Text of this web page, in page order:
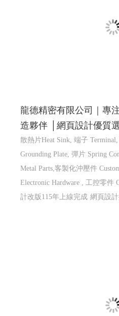
龍德精密有限公司｜專
造夥伴 │網頁設計優質
散熱片Heat Sink, 端子
Grounding Plate, 彈片 Spring
Metal Parts,客製化沖壓件
Electronic Hardware , 工控零件
計改版115年上線完成 網頁設